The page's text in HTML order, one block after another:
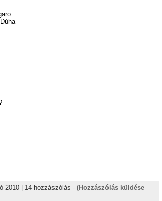
2010 | 14 hozzászólás - (Hozzászólás küldése